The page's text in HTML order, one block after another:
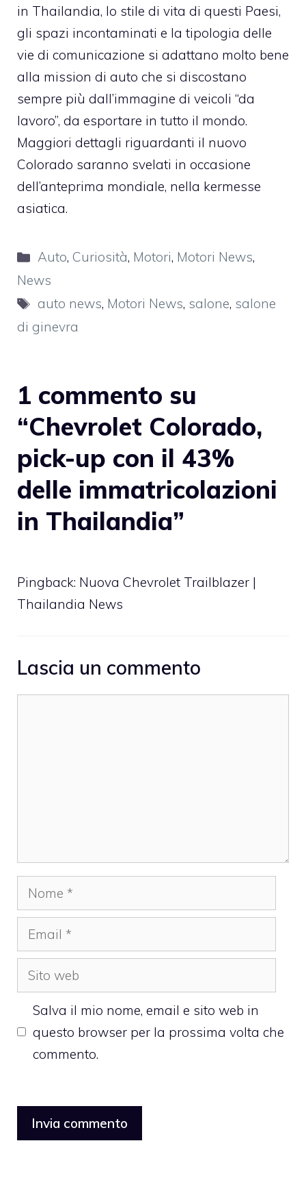
in Thailandia, lo stile di vita di questi Paesi,
gli spazi incontaminati e la tipologia delle
vie di comunicazione si adattano molto bene
alla mission di auto che si discostano
sempre più dall’immagine di veicoli “da
lavoro”, da esportare in tutto il mondo.
Maggiori dettagli riguardanti il nuovo
Colorado saranno svelati in occasione
dell’anteprima mondiale, nella kermesse
asiatica.
Categorie
Auto, Curiosità, Motori, Motori News,
News
Tag
auto news, Motori News, salone, salone
di ginevra
1 commento su
“Chevrolet Colorado,
pick-up con il 43%
delle immatricolazioni
in Thailandia”
Pingback: Nuova Chevrolet Trailblazer |
Thailandia News
Lascia un commento
Nome
Email
Sito
web
Salva il mio nome, email e sito web in
questo browser per la prossima volta che
commento.